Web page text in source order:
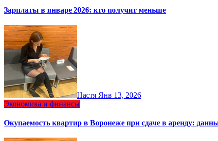
Зарплаты в январе 2026: кто получит меньше
Настя Янв 13, 2026
Экономика и финансы
Окупаемость квартир в Воронеже при сдаче в аренду: